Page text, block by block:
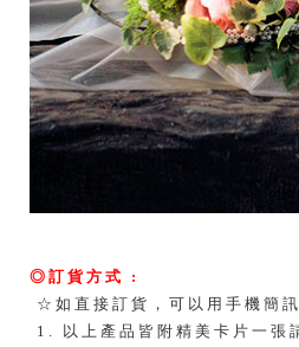
◎訂貨方式 :
☆如直接訂貨，可以用手機簡
1. 以上產品皆附精美卡片一張